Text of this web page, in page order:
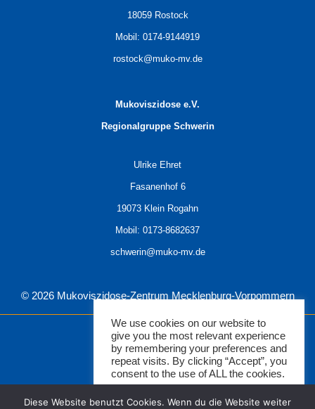
18059 Rostock
Mobil: 0174-9144919
rostock@muko-mv.de
Mukoviszidose e.V.
Regionalgruppe Schwerin
Ulrike Ehret
Fasanenhof 6
19073 Klein Rogahn
Mobil: 0173-8682637
schwerin@muko-mv.de
© 2026 Mukoviszidose-Zentrum Mecklenburg-Vorpommern
Mukoviszidose-Zentrum
Aktuelles
Informationen
Ambulanzen & Regionalgruppen
We use cookies on our website to
give you the most relevant experience
by remembering your preferences and
repeat visits. By clicking “Accept”, you
consent to the use of ALL the cookies.
Diese Website benutzt Cookies. Wenn du die Website weiter